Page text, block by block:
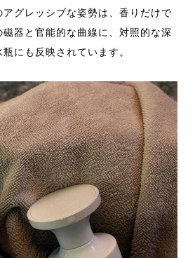
グレッシブな姿勢は、香りだけで
器と官能的な曲線に、対照的な深
にも反映されています。